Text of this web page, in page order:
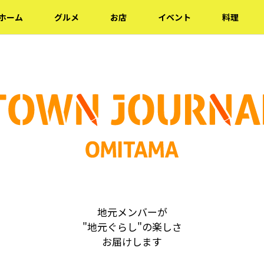
ーム グルメ お店 イベント 料理
地元メンバーが
"地元ぐらし"の楽しさ
お届けします